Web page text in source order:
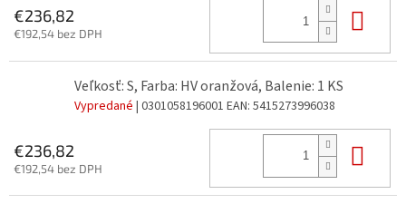
€236,82
€192,54 bez DPH
Veľkosť: S, Farba: HV oranžová, Balenie: 1 KS
Vypredané | 0301058196001 EAN: 5415273996038
€236,82
€192,54 bez DPH